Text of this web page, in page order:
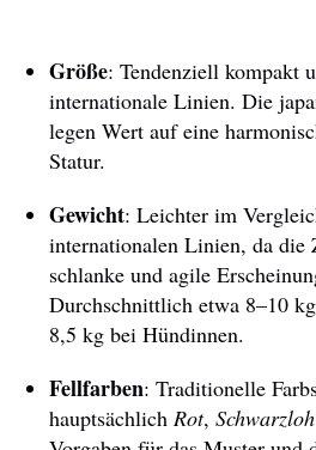
Größe: Tendenziell kompakt
internationale Linien. Die
legen Wert auf eine
Statur.
Gewicht: Leichter im
internationalen Linien, da die
schlanke und agile
Durchschnittlich etwa 8–10
8,5 kg bei Hündinnen.
Fellfarben: Traditionelle
hauptsächlich Rot, Schwarzloh